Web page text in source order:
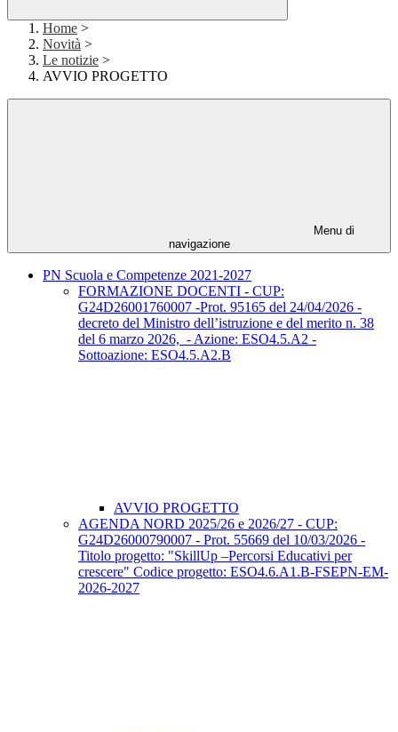
Home >
Novità >
Le notizie >
AVVIO PROGETTO
Menu di
navigazione
PN Scuola e Competenze 2021-2027
FORMAZIONE DOCENTI - CUP:
G24D26001760007 -Prot. 95165 del 24/04/2026 -
decreto del Ministro dell’istruzione e del merito n. 38
del 6 marzo 2026, - Azione: ESO4.5.A2 -
Sottoazione: ESO4.5.A2.B
AVVIO PROGETTO
AGENDA NORD 2025/26 e 2026/27 - CUP:
G24D26000790007 - Prot. 55669 del 10/03/2026 -
Titolo progetto: "SkillUp –Percorsi Educativi per
crescere" Codice progetto: ESO4.6.A1.B-FSEPN-EM-
2026-2027